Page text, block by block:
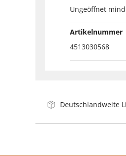
Ungeöffnet
Artikelnummer
4513030568
Deutschlandweite